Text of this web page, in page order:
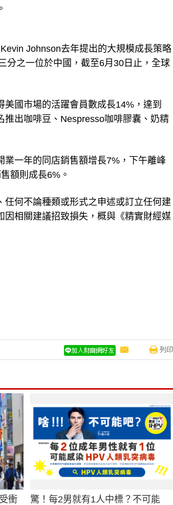
Johnson去年提出的大規模成長策略
分之一位於中國，截至6月30日止，全球
國市場的活躍會員數成長14%，達到
出咖啡豆、Nespresso咖啡膠囊、奶精
一年的同店銷售額增長7%，下午離峰
額則成長6%。
何不論種類或形式之申述或訂立任何建
相關建議招致損失，概與《精實財經媒
列印
衝
驚！每2男就有1人中標？不可能